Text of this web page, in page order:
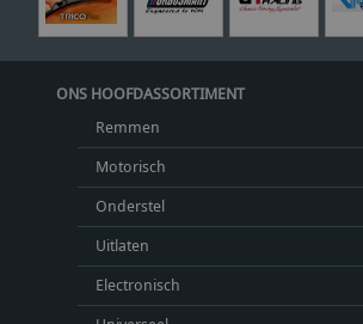
ONS HOOFDASSORTIMENT
Remmen
Motorisch
Onderstel
Uitlaten
Electronisch